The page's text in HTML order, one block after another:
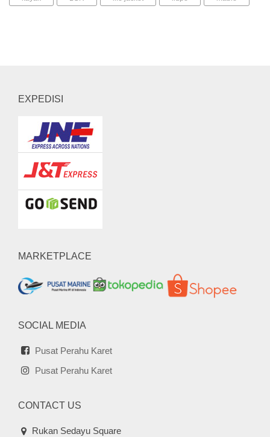
EXPEDISI
MARKETPLACE
SOCIAL MEDIA
Pusat Perahu Karet
Pusat Perahu Karet
CONTACT US
Rukan Sedayu Square